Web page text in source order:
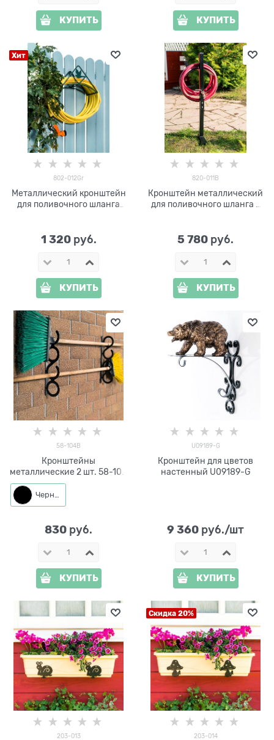
КУПИТЬ КУПИТЬ
Хит
802-012Gr
Металлический кронштейн
для поливочного шланга
1 320 руб.
КУПИТЬ
820-011B
Кронштейн металлический
для поливочного шланга с
5 780 руб.
КУПИТЬ
58-104B
Кронштейны
металлические 2 шт. 58-104
для хранения садового
инвентаря
Черный
830 руб.
КУПИТЬ
U09189-G
Кронштейн для цветов
настенный U09189-G
9 360 руб./шт
КУПИТЬ
203-013
Скидка 20%
203-014